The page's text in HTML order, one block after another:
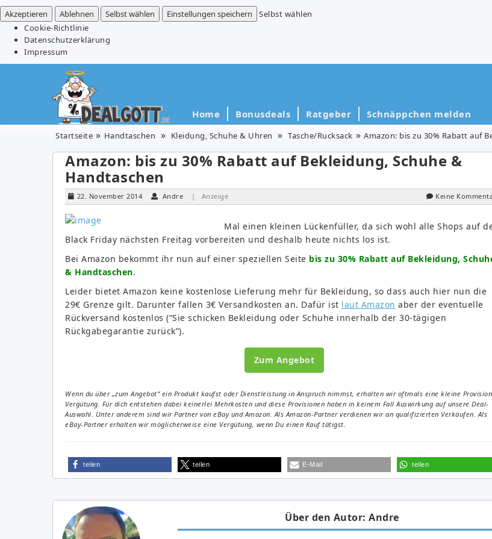
Akzeptieren
Ablehnen Selbst wählen Einstellungen speichern
Selbst wählen
Cookie-Richtlinie
Datenschutzerklärung
Impressum
Home Bonusdeals Ratgeber Schnäppchen melden
Startseite Handtaschen Kleidung, Schuhe & Uhren Tasche/Rucksack Amazon: bis zu 30% Rabatt auf
Amazon: bis zu 30% Rabatt auf Bekleidung, Schuhe &
Handtaschen
22. November 2014 Andre | Anzeige Keine
Mal einen kleinen Lückenfüller, da sich wohl alle Shops auf
Black Friday nächsten Freitag vorbereiten und deshalb heute nichts los ist.
Bei Amazon bekommt ihr nun auf einer speziellen Seite bis zu 30% Rabatt auf Bekleidung,
& Handtaschen.
Leider bietet Amazon keine kostenlose Lieferung mehr für Bekleidung, so dass auch hier nun die
29€ Grenze gilt. Darunter fallen 3€ Versandkosten an. Dafür ist laut Amazon aber der eventuelle
Rückversand kostenlos (“Sie schicken Bekleidung oder Schuhe innerhalb der 30-tägigen
Rückgabegarantie zurück”).
Zum Angebot
Wenn du über „zum Angebot“ ein Produkt kaufst oder Dienstleistung in Anspruch nimmst, erhalten wir oftmals eine kleine
Vergütung. Für dich entstehen dabei keinerlei Mehrkosten und diese Provisionen haben in keinem Fall Auswirkung auf unsere Deal-
Auswahl. Unter anderem sind wir Partner von eBay und Amazon. Als Amazon-Partner verdienen wir an qualifizierten Verkäufen. Als
eBay-Partner erhalten wir möglicherweise eine Vergütung, wenn Du einen Kauf tätigst.
teilen teilen E-Mail teilen
Über den Autor: Andre